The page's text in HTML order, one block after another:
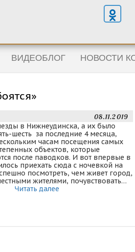
ВИДЕОБЛОГ НОВОСТИ
08.11.2019
в Нижнеудинска, а их было
шесть за последние 4 месяца,
часам посещения самых
объектов, которые
после паводков. И вот впервые в
приехать сюда с ночевкой на
посмотреть, чем живет город,
жителями, почувствовать…
Читать далее